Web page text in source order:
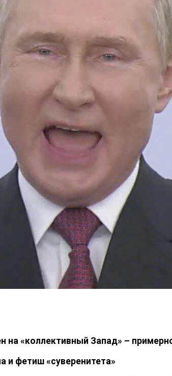
на «коллективный Запад» –
и фетиш «суверенитета»